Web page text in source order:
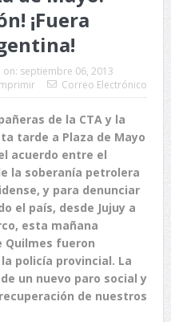
¡Fuera
on: septiembre 06, 2013
Correo Electrónico
de la CTA y la
tarde a Plaza de Mayo
acuerdo entre el
la soberanía petrolera
y para denunciar
el país, desde Jujuy a
esta mañana
Quilmes fueron
policía provincial. La
un nuevo paro social y
de nuestros